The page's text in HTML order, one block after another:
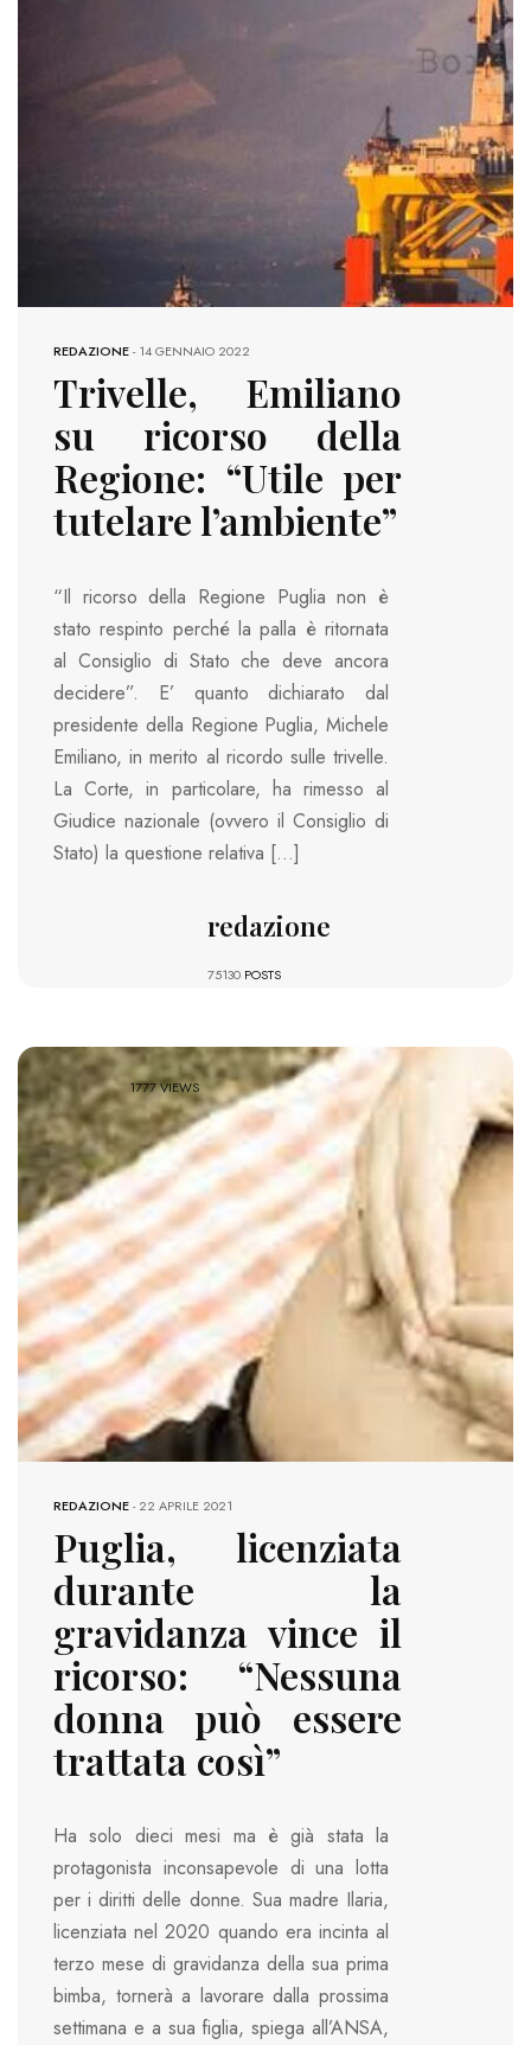
REDAZIONE-14 GENNAIO 2022
Trivelle, Emiliano
su ricorso della
Regione: “Utile per
tutelare l’ambiente”
“Il ricorso della Regione Puglia non è
stato respinto perché la palla è ritornata
al Consiglio di Stato che deve ancora
decidere”. E’ quanto dichiarato dal
presidente della Regione Puglia, Michele
Emiliano, in merito al ricordo sulle trivelle.
La Corte, in particolare, ha rimesso al
Giudice nazionale (ovvero il Consiglio di
Stato) la questione relativa […]
redazione
75130 POSTS
1777 VIEWS
REDAZIONE-22 APRILE 2021
Puglia, licenziata
durante la
gravidanza vince il
ricorso: “Nessuna
donna può essere
trattata così”
Ha solo dieci mesi ma è già stata la
protagonista inconsapevole di una lotta
per i diritti delle donne. Sua madre Ilaria,
licenziata nel 2020 quando era incinta al
terzo mese di gravidanza della sua prima
bimba, tornerà a lavorare dalla prossima
settimana e a sua figlia, spiega all’ANSA,